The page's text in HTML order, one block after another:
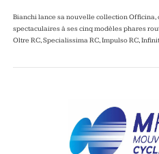
Bianchi lance sa nouvelle collection
spectaculaires à ses cinq modèles phares
Oltre RC, Specialissima RC, Impulso RC,